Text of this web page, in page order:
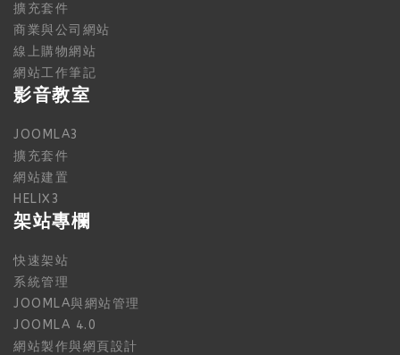
擴充套件
商業與公司網站
線上購物網站
網站工作筆記
影音教室
JOOMLA3
擴充套件
網站建置
HELIX3
架站專欄
快速架站
系統管理
JOOMLA與網站管理
JOOMLA 4.0
網站製作與網頁設計